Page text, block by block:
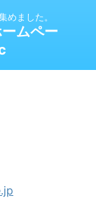
めました。
ムペー